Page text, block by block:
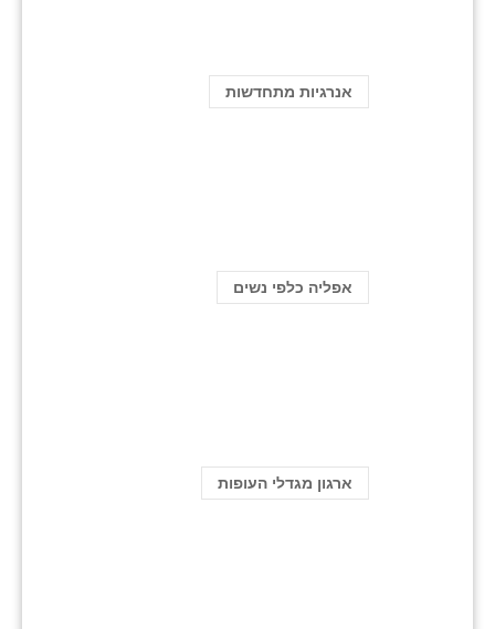
אנרגיות מתחדשות
אפליה כלפי נשים
ארגון מגדלי העופות